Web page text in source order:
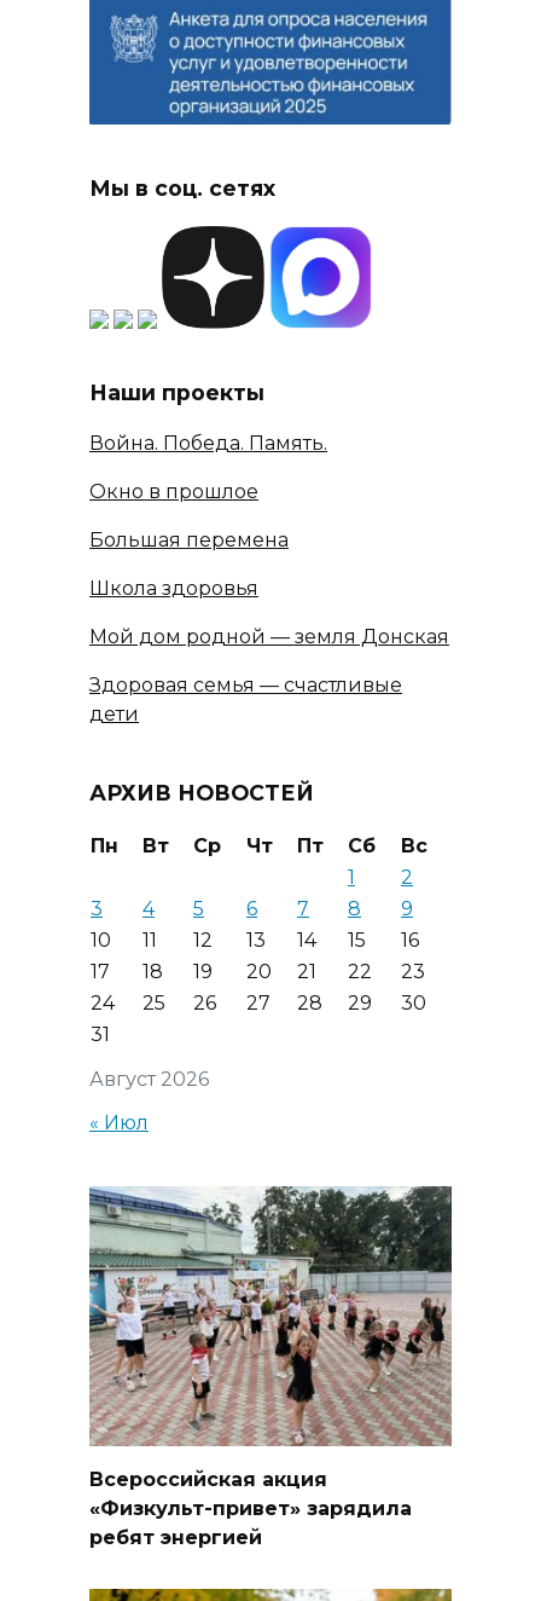
Мы в соц. сетях
Наши проекты
Война. Победа. Память.
Окно в прошлое
Большая перемена
Школа здоровья
Мой дом родной — земля Донская
Здоровая семья — счастливые
дети
АРХИВ НОВОСТЕЙ
Август 2026
Пн Вт Ср Чт Пт Сб
Вс
1
2
3
4 5 6 7 8
9
10
11 12 13 14 15
16
17
18 19 20 21 22
23
24
25 26 27 28 29
30
31
« Июл
Всероссийская акция
«Физкульт-привет» зарядила
ребят энергией